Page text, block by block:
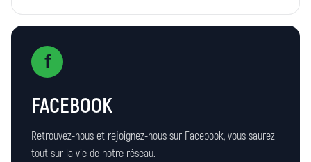
f
FACEBOOK
Retrouvez-nous et rejoignez-nous sur Facebook, vous saurez
tout sur la vie de notre réseau.